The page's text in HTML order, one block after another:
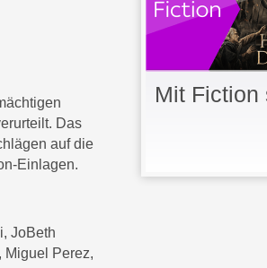
Das
auf die
Einlagen.
JoBeth
Miguel Perez,
Mit Fiction